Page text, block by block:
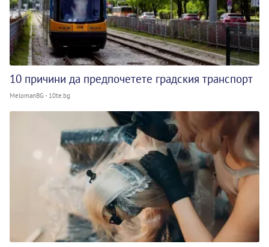
10 причини да предпочетете градския транспорт
MelomanBG - 10te.bg